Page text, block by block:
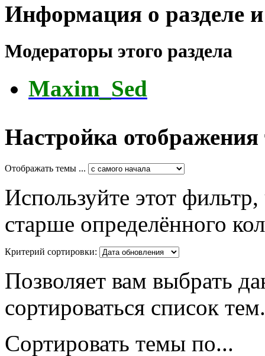
Информация о разделе
Модераторы этого раздела
Maxim_Sed
Настройка отображения
Отображать темы ...
Используйте этот
старше определённого
Критерий сортировки:
Позволяет вам выбрать
сортироваться список тем.
Сортировать темы по...